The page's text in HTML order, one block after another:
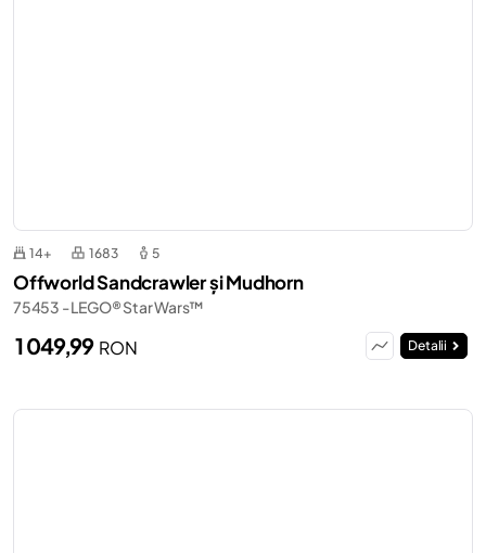
14+ 1683 5
Offworld Sandcrawler și Mudhorn
75453 - LEGO® Star Wars™
1 049,99 RON Detalii